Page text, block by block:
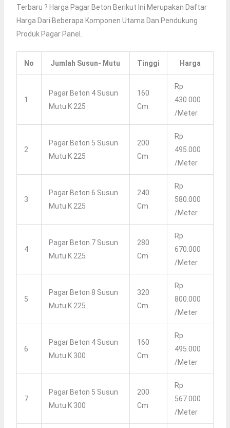
Terbaru ? Harga Pagar Beton Berikut Ini Merupakan Daftar
Harga Dari Beberapa Komponen Utama Dan Pendukung
Produk Pagar Panel.
No Jumlah Susun- Mutu Tinggi Harga
1
Pagar Beton 4 Susun
Mutu K 225
160
Cm
Rp
430.000
/meter
2
Pagar Beton 5 Susun
Mutu K 225
200
Cm
Rp
495.000
/meter
3
Pagar Beton 6 Susun
Mutu K 225
240
Cm
Rp
580.000
/meter
4
Pagar Beton 7 Susun
Mutu K 225
280
Cm
Rp
670.000
/meter
5
Pagar Beton 8 Susun
Mutu K 225
320
Cm
Rp
800.000
/meter
6
Pagar Beton 4 Susun
Mutu K 300
160
Cm
Rp
495.000
/meter
7
Pagar Beton 5 Susun
Mutu K 300
200
Cm
Rp
567.000
/meter